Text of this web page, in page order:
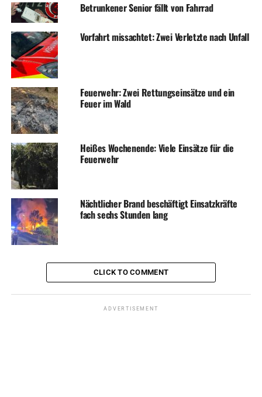
Betrunkener Senior fällt von Fahrrad
Vorfahrt missachtet: Zwei Verletzte nach Unfall
Feuerwehr: Zwei Rettungseinsätze und ein
Feuer im Wald
Heißes Wochenende: Viele Einsätze für die
Feuerwehr
Nächtlicher Brand beschäftigt Einsatzkräfte
fach sechs Stunden lang
CLICK TO COMMENT
ADVERTISEMENT